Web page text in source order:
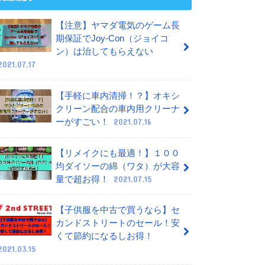
【注意】ヤマダ電気のゲーム長
期保証でJoy-Con（ジョイコ
ン）は治してもらえない
【手軽に車内清掃！？】オキシ
クリーン配合の車内用クリーナ
ーがすごい！
2021.07.16
【リメイクにも最適！】１００
均ダイソーの綿（ワタ）が大容
量で超お得！
2021.07.15
【子供服を中古で買うなら】セ
カンドストリートのセール！安
くて節約になるしお得！